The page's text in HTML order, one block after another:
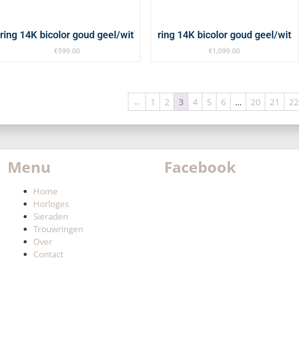
ring 14K bicolor goud geel/wit
€599.00
ring 14K bicolor goud geel/wit
€1,099.00
← 1 2 3 4 5 6 … 20 21 22
Menu
Home
Horloges
Sieraden
Trouwringen
Over
Contact
Facebook